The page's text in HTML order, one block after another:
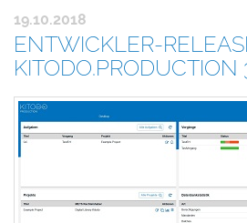
19.10.2018
ENTWICKLER-
KITODO.PRODUCTION